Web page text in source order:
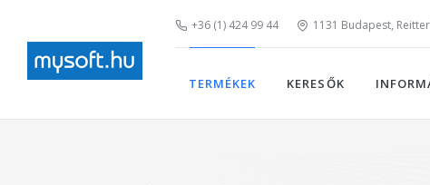
+36 (1) 424 99 44 1131 Budapest,
TERMÉKEK KERESŐK